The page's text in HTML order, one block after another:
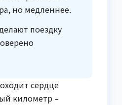
но медленнее.
поездку
сердце
километр –